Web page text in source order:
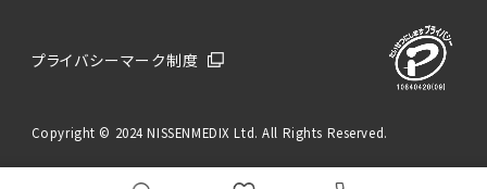
プライバシーマーク制度
Copyright © 2024 NISSENMEDIX Ltd. All Rights Reserved.